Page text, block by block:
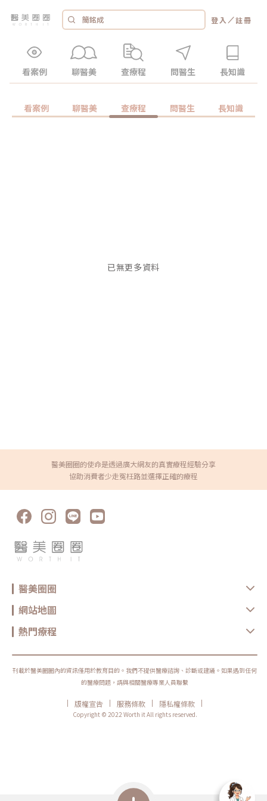
登入 ／註冊
看案例 聊醫美 查療程 問醫生 長知識
看案例 聊醫美 查療程 問醫生 長知識
已無更多資料
醫美圈圈的使命是透過廣大網友的真實療程經驗分享
協助消費者少走冤枉路並選擇正確的療程
醫美圈圈
網站地圖
熱門療程
刊載於醫美圈圈內的資訊僅用於教育目的。我們不提供醫療諮詢、診斷或建議。如果遇到任何
的醫療問題，請與相關醫療專業人員聯繫
| 版權宣告 | 服務條款 | 隱私權條款
|
Copyright © 2022 Worth it All rights reserved.